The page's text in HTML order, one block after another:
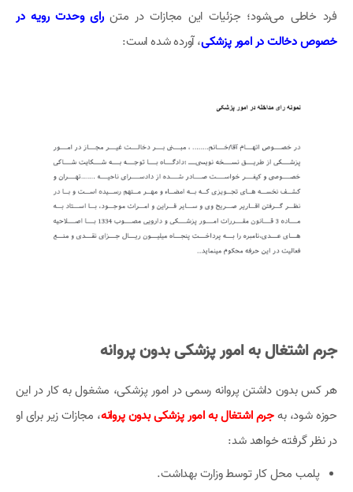
فرد خاطی می‌شود؛ جزئیات این مجازات در متنرای وحدت رویه در
خصوص دخالت در امور پزشکی، آورده شده است:
جرم اشتغال به امور پزشکی بدون پروانه
هر کس بدون داشتن پروانه رسمی در امور پزشکی، مشغول به کار در این
حوزه شود، بهجرم اشتغال به امور پزشکی بدون پروانه، مجازات زیر برای او
در نظر گرفته خواهد شد:
پلمب محل کار توسط وزارت بهداشت.